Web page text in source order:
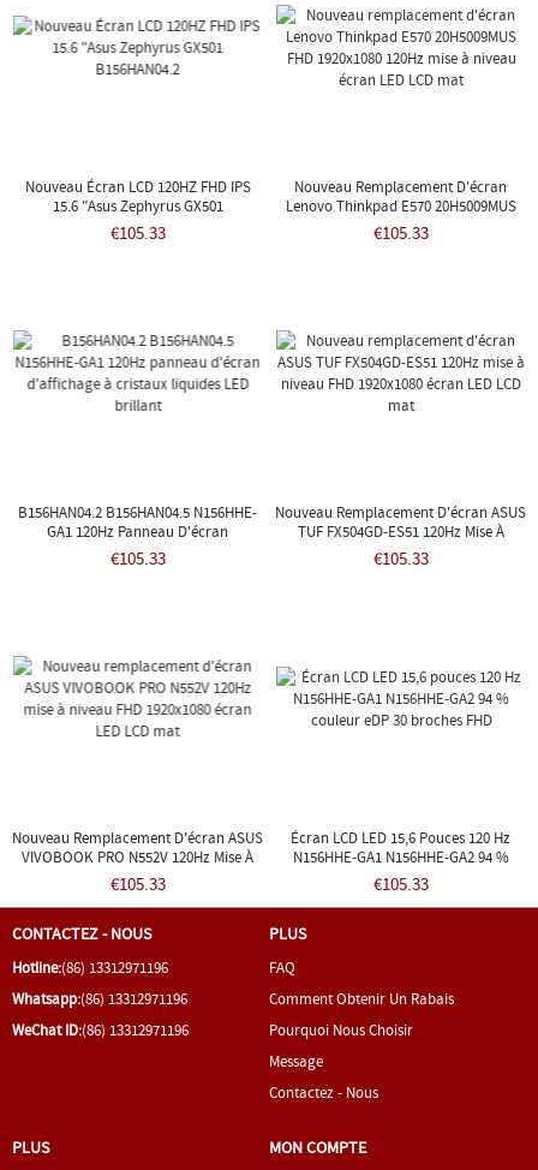
Nouveau Écran LCD 120HZ FHD IPS
15.6 "Asus Zephyrus GX501
B156HAN04.2
€105.33
Nouveau Remplacement D'écran
Lenovo Thinkpad E570 20H5009MUS
FHD 1920x1080 120Hz Mise À Niveau
Écran LED LCD Mat
€105.33
B156HAN04.2 B156HAN04.5 N156HHE-
GA1 120Hz Panneau D'écran
D'affichage À Cristaux Liquides LED
Brillant
€105.33
Nouveau Remplacement D'écran ASUS
TUF FX504GD-ES51 120Hz Mise À
Niveau FHD 1920x1080 Écran LED LCD
Mat
€105.33
Nouveau Remplacement D'écran ASUS
VIVOBOOK PRO N552V 120Hz Mise À
Niveau FHD 1920x1080 Écran LED LCD
Mat
€105.33
Écran LCD LED 15,6 Pouces 120 Hz
N156HHE-GA1 N156HHE-GA2 94 %
Couleur EDP 30 Broches FHD
€105.33
CONTACTEZ - NOUS
Hotline:(86) 13312971196
Whatsapp:(86) 13312971196
WeChat ID:(86) 13312971196
PLUS
FAQ
Comment Obtenir Un Rabais
Pourquoi Nous Choisir
Message
Contactez - Nous
PLUS MON COMPTE